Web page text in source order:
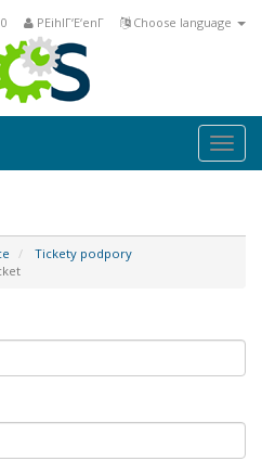
Choose language
PΕihlΓ‘Ε‘enΓ­
0
Tickety podpory